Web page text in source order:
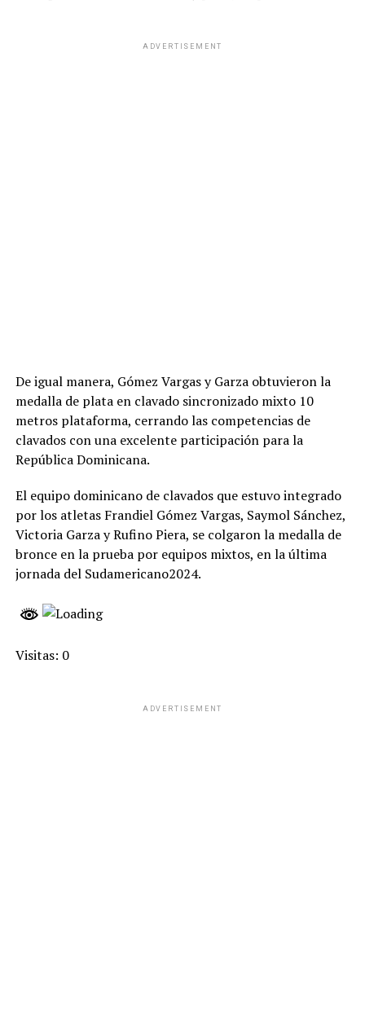
ADVERTISEMENT
De igual manera, Gómez Vargas y Garza obtuvieron la
medalla de plata en clavado sincronizado mixto 10
metros plataforma, cerrando las competencias de
clavados con una excelente participación para la
República Dominicana.
El equipo dominicano de clavados que estuvo integrado
por los atletas Frandiel Gómez Vargas, Saymol Sánchez,
Victoria Garza y Rufino Piera, se colgaron la medalla de
bronce en la prueba por equipos mixtos, en la última
jornada del Sudamericano2024.
Visitas: 0
ADVERTISEMENT